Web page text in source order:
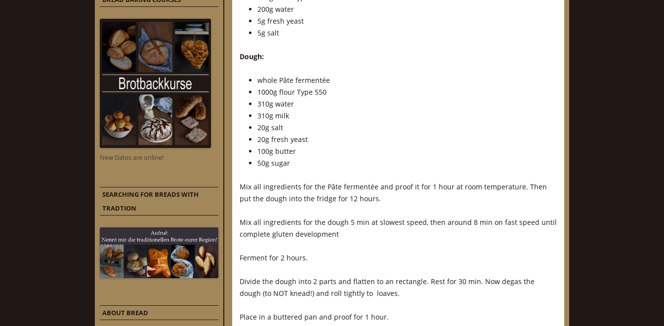
200g water
5g fresh yeast
5g salt
Dough:
whole Pâte fermentée
1000g flour Type 550
310g water
310g milk
20g salt
20g fresh yeast
100g butter
50g sugar
Mix all ingredients for the Pâte fermentée and proof it for 1 hour at room temperature. Then
put the dough into the fridge for 12 hours.
Mix all ingredients for the dough 5 min at slowest speed, then around 8 min on fast speed until
complete gluten development
Ferment for 2 hours.
Divide the dough into 2 parts and flatten to an rectangle. Rest for 30 min. Now degas the
dough (to NOT knead!) and roll tightly to loaves.
Place in a buttered pan and proof for 1 hour.
New Dates are online!
SEARCHING FOR BREADS WITH
TRADTION
ABOUT BREAD